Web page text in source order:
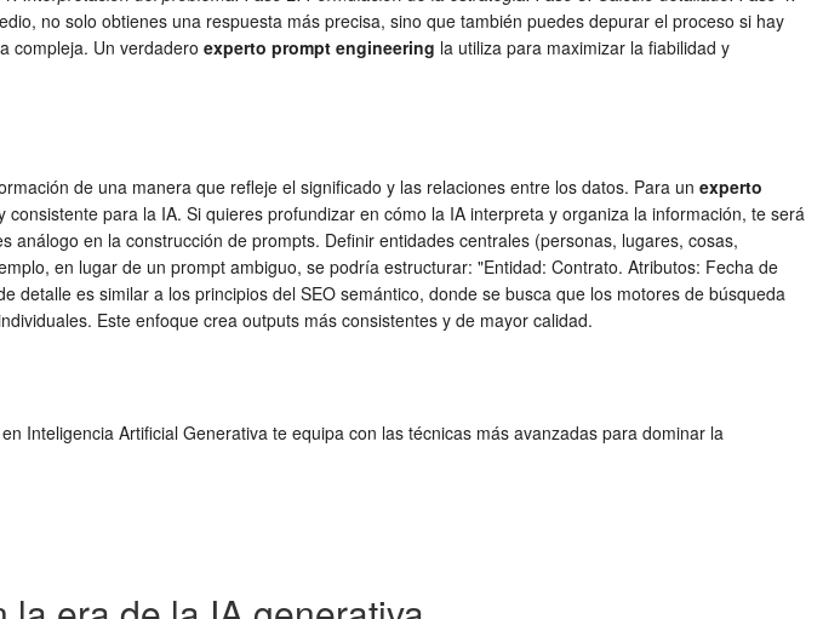
no solo obtienes una respuesta más precisa, sino que también puedes depurar el proceso si hay
compleja. Un verdadero experto prompt engineering la utiliza para maximizar la fiabilidad y
de una manera que refleje el significado y las relaciones entre los datos. Para un experto
para la IA. Si quieres profundizar en cómo la IA interpreta y organiza la información, te será
en la construcción de prompts. Definir entidades centrales (personas, lugares, cosas,
en lugar de un prompt ambiguo, se podría estructurar: "Entidad: Contrato. Atributos: Fecha de
detalle es similar a los principios del SEO semántico, donde se busca que los motores de búsqueda
Este enfoque crea outputs más consistentes y de mayor calidad.
Inteligencia Artificial Generativa te equipa con las técnicas más avanzadas para dominar la